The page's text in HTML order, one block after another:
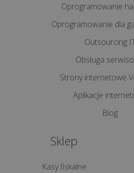
Oprogramowanie
Oprogramowanie dla
Outsourcing
Obsługa
Strony internetowe
Aplikacje
Blog
Sklep
Kasy fiskalne